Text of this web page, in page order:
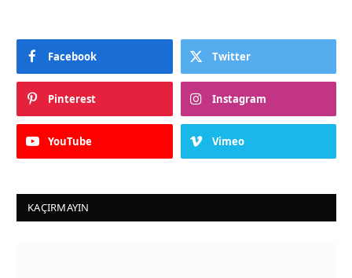
Facebook Twitter
Pinterest Instagram
YouTube Vimeo
KAÇIRMAYIN